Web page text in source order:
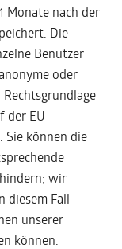
Monate nach der
Die
Benutzer
oder
der EU-
Sie können die
wir
diesem Fall
unserer
können.